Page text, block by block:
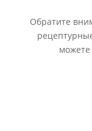
Обратите
можете